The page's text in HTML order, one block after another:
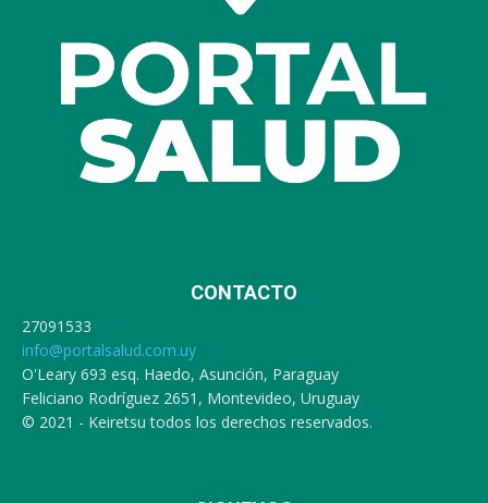
CONTACTO
27091533
info@portalsalud.com.uy
O'Leary 693 esq. Haedo, Asunción, Paraguay
Feliciano Rodríguez 2651, Montevideo, Uruguay
© 2021 - Keiretsu todos los derechos reservados.